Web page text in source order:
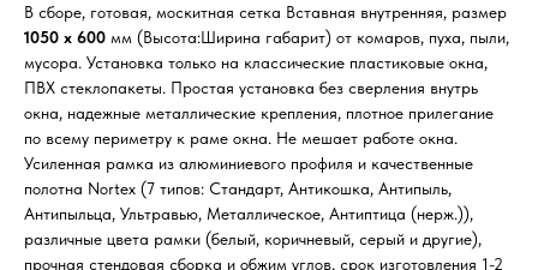
В сборе, готовая, москитная сетка Вставная внутренняя, размер
1050 х 600 мм (Высота:Ширина габарит) от комаров, пуха, пыли,
мусора. Установка только на классические пластиковые окна,
ПВХ стеклопакеты. Простая установка без сверления внутрь
окна, надежные металлические крепления, плотное прилегание
по всему периметру к раме окна. Не мешает работе окна.
Усиленная рамка из алюминиевого профиля и качественные
полотна Nortex (7 типов: Стандарт, Антикошка, Антипыль,
Антипыльца, Ультравью, Металлическое, Антиптица (нерж.)),
различные цвета рамки (белый, коричневый, серый и другие),
прочная стендовая сборка и обжим углов, срок изготовления 1-2